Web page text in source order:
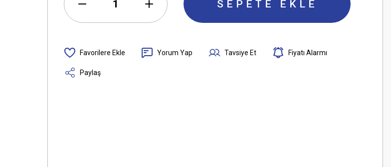
SEPETE EKLE
Yorum Yap Tavsiye Et Fiyatı Alarmı
Paylaş